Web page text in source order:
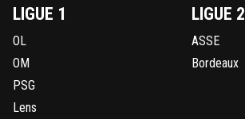
LIGUE 1
OL
OM
PSG
Lens
LIGUE 2
ASSE
Bordeaux